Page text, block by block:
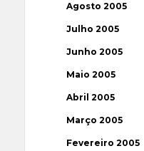
Agosto 2005
Julho 2005
Junho 2005
Maio 2005
Abril 2005
Março 2005
Fevereiro 2005